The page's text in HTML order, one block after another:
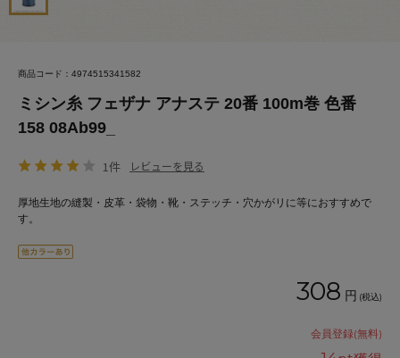
商品コード：4974515341582
ミシン糸 フェザナ アナステ 20番 100m巻 色番
158 08Ab99_
1件 レビューを見る
厚地生地の縫製・皮革・袋物・靴・ステッチ・穴かがリに等におすすめで
す。
308 円 (税込)
会員登録(無料)